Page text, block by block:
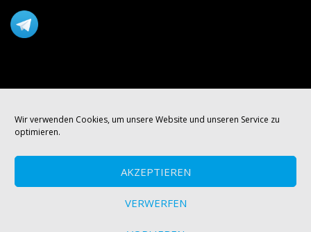
Wir verwenden Cookies, um unsere Website und unseren Service zu
optimieren.
AKZEPTIEREN
VERWERFEN